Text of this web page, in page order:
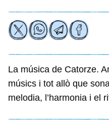
La música de Catorze.
músics i tot allò que
melodia, l’harmonia i el